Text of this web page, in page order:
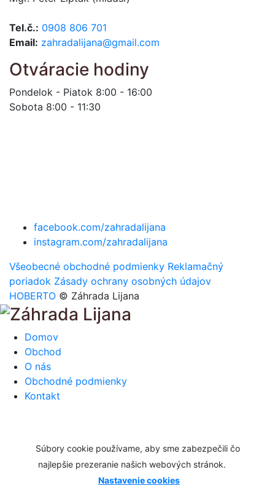
Tel.č.: 0908 806 701
Email: zahradalijana@gmail.com
Otváracie hodiny
Pondelok - Piatok 8:00 - 16:00
Sobota 8:00 - 11:30
facebook.com/zahradalijana
instagram.com/zahradalijana
Všeobecné obchodné podmienky Reklamačný
poriadok Zásady ochrany osobných údajov
HOBERTO © Záhrada Lijana
Domov
Obchod
O nás
Obchodné podmienky
Kontakt
Súbory cookie používame, aby sme zabezpečili čo
najlepšie prezeranie našich webových stránok.
Nastavenie cookies